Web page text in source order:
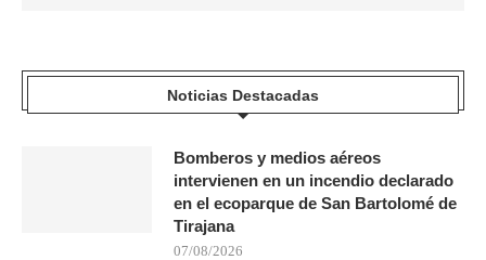
Noticias Destacadas
Bomberos y medios aéreos
intervienen en un incendio declarado
en el ecoparque de San Bartolomé de
Tirajana
07/08/2026